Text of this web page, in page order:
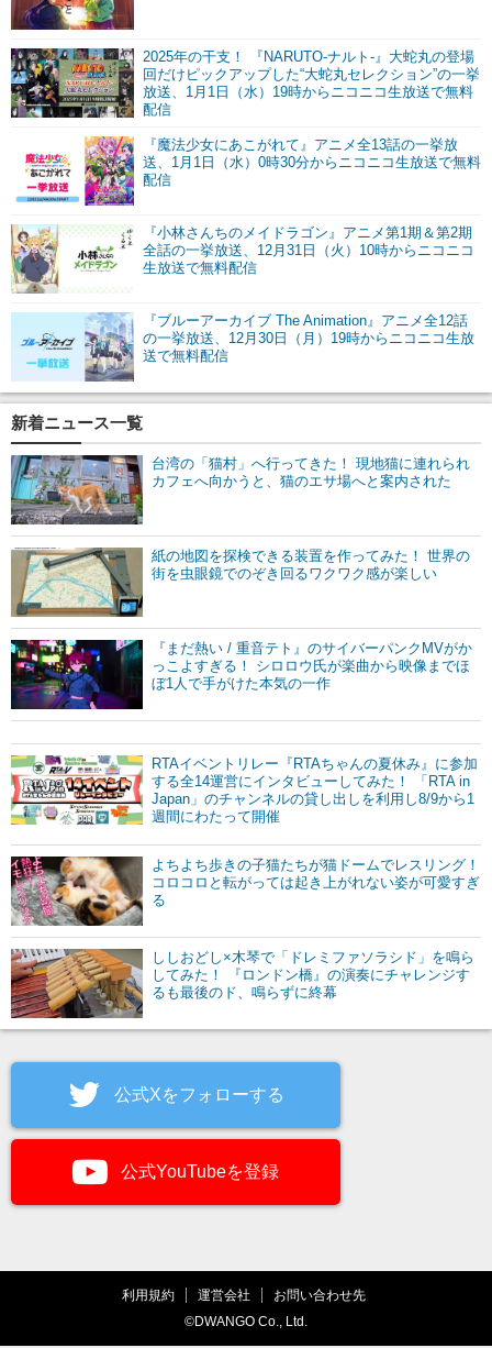
2025年の干支！ 『NARUTO-ナルト-』大蛇丸の登場
回だけピックアップした“大蛇丸セレクション”の一挙
放送、1月1日（水）19時からニコニコ生放送で無料
配信
『魔法少女にあこがれて』アニメ全13話の一挙放
送、1月1日（水）0時30分からニコニコ生放送で無料
配信
『小林さんちのメイドラゴン』アニメ第1期＆第2期
全話の一挙放送、12月31日（火）10時からニコニコ
生放送で無料配信
『ブルーアーカイブ The Animation』アニメ全12話
の一挙放送、12月30日（月）19時からニコニコ生放
送で無料配信
新着ニュース一覧
台湾の「猫村」へ行ってきた！ 現地猫に連れられ
カフェへ向かうと、猫のエサ場へと案内された
紙の地図を探検できる装置を作ってみた！ 世界の
街を虫眼鏡でのぞき回るワクワク感が楽しい
『まだ熱い / 重音テト』のサイバーパンクMVがか
っこよすぎる！ シロロウ氏が楽曲から映像までほ
ぼ1人で手がけた本気の一作
RTAイベントリレー『RTAちゃんの夏休み』に参加
する全14運営にインタビューしてみた！ 「RTA in
Japan」のチャンネルの貸し出しを利用し8/9から1
週間にわたって開催
よちよち歩きの子猫たちが猫ドームでレスリング！
コロコロと転がっては起き上がれない姿が可愛すぎ
る
ししおどし×木琴で「ドレミファソラシド」を鳴ら
してみた！ 『ロンドン橋』の演奏にチャレンジす
るも最後のド、鳴らずに終幕
公式Xをフォローする
公式YouTubeを登録
利用規約 運営会社
お問い合わせ先
©DWANGO Co., Ltd.